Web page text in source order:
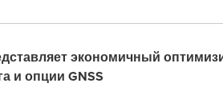
экономичный
и опции GNSS